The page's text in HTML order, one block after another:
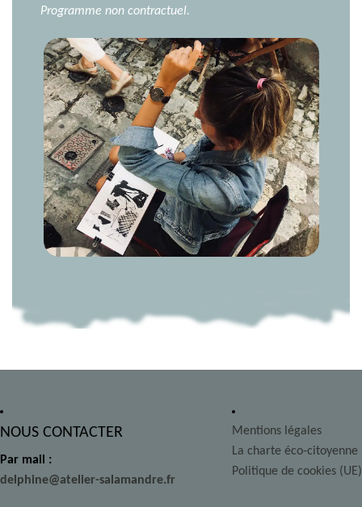
Programme non contractuel.
NOUS CONTACTER
Par mail :
delphine@atelier-salamandre.fr
Mentions légales
La charte éco-citoyenne
Politique de cookies (UE)